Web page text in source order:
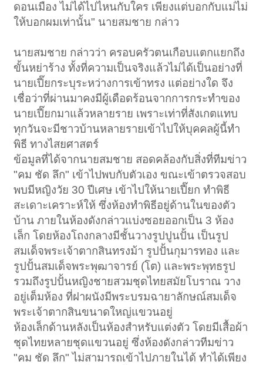
ดอนเมือง ไม่ได้ไปไหนกับใคร เพียงแต่บอกกับแม่ไม่
ให้บอกผมเท่านั้น" นายสมชาย กล่าว
นายสมชาย กล่าวว่า ครอบครัวตนเกือบแตกแยกถึง
ขั้นหย่าร้าง ทั้งที่ความเป็นจริงแล้วไม่ได้เป็นอย่างที่
นายเปี๊ยกระบุระหว่างการเข้าทรง แต่อย่างใด จึง
เชื่อว่าที่ผ่านมาคงมีผู้เดือดร้อนจากการกระทำของ
นายเปี๊ยกมาแล้วหลายราย เพราะเท่าที่สังเกตแทบ
ทุกวันจะมีชาวบ้านหลายรายเข้าไปให้บุคคลผู้นี้ทำ
พิธี ทางไสยศาสตร์
ข้อมูลที่ได้จากนายสมชาย สอดคล้องกับสิ่งที่ทีมข่าว
"คม ชัด ลึก" เข้าไปพบกับตัวเอง ขณะเข้าตรวจสอบ
พบมีหญิงวัย 30 ปีเศษ เข้าไปให้นายเปี๊ยก ทำพิธี
สะเดาะเคราะห์ให้ ซึ่งห้องทำพิธีอยู่ด้านในของตัว
บ้าน ภายในห้องดังกล่าวแบ่งซอยออกเป็น 3 ห้อง
เล็ก โดยห้องโถงกลางมีชั้นวางรูปปูนปั้น เป็นรูป
สมเด็จพระเจ้าตากสินทรงม้า รูปปั้นกุมารทอง และ
รูปปั้นสมเด็จพระพุฒาจารย์ (โต) และพระพุทธรูป
รวมถึงรูปปั้นหญิงชายสวมชุดไทยสมัยโบราณ วาง
อยู่เต็มห้อง ที่ฝาผนังมีพระบรมฉายาลักษณ์สมเด็จ
พระเจ้าตากสินขนาดใหญ่แขวนอยู่
ห้องเล็กด้านหลังเป็นห้องสำหรับแต่งตัว โดยมีเสื้อผ้า
ชุดไทยหลายชุดแขวนอยู่ ซึ่งห้องดังกล่าวทีมข่าว
"คม ชัด ลึก" ไม่สามารถเข้าไปภายในได้ ทำได้เพียง